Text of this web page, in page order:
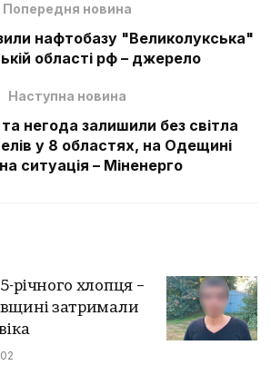
Попередня новина
нафтобазу "Великолукська"
області рф – джерело
Наступна новина
негода залишили без світла
у 8 областях, на Одещині
ситуація – Міненерго
річного хлопця –
затримали